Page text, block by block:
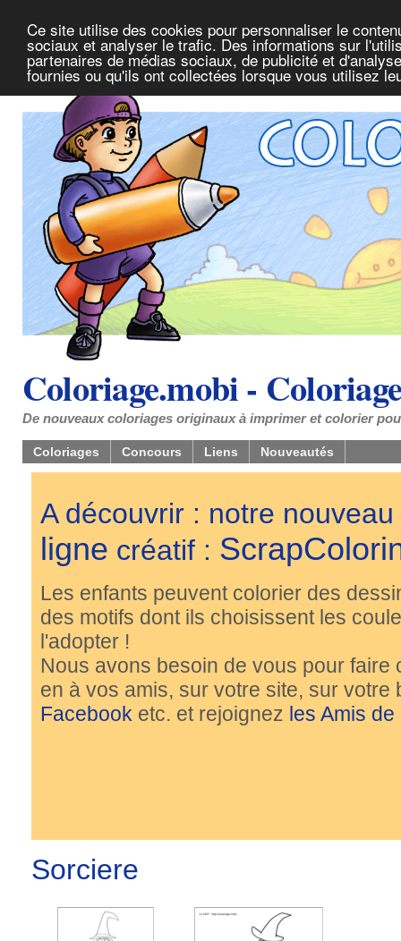
Ce site utilise des cookies pour personnaliser le
sociaux et analyser le trafic. Des informations sur
partenaires de médias sociaux, de publicité et
fournies ou qu'ils ont collectées lorsque vous utilisez
Coloriage.mobi -
De nouveaux coloriages originaux à imprimer et colorier
Coloriages Concours Liens Nouveautés
A découvrir : notre
ligne créatif :
Les enfants peuvent colorier des
des motifs dont ils choisissent les
l'adopter !
Nous avons besoin de vous pour
en à vos amis, sur votre site, sur
Facebook etc. et rejoignez les Amis
Sorciere